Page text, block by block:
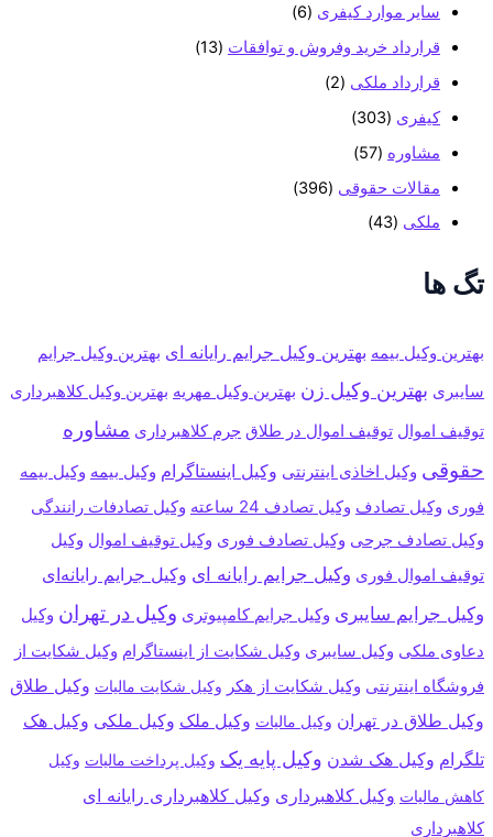
سایر موارد کیفری (6)
قرارداد خرید وفروش و توافقات (13)
قرارداد ملکی (2)
کیفری (303)
مشاوره (57)
مقالات حقوقی (396)
ملکی (43)
تگ ها
بهترین وکیل بیمه بهترین وکیل جرایم رایانه ای بهترین وکیل جرایم
سایبری بهترین وکیل زن بهترین وکیل مهریه بهترین وکیل کلاهبرداری
توقیف اموال توقیف اموال در طلاق جرم کلاهبرداری مشاوره
حقوقی وکیل اخاذی اینترنتی وکیل اینستاگرام وکیل بیمه وکیل بیمه
فوری وکیل تصادف وکیل تصادف 24 ساعته
وکیل تصادفات رانندگی
وکیل تصادف جرحی وکیل تصادف فوری وکیل توقیف اموال وکیل
توقیف اموال فوری وکیل جرایم رایانه ای وکیل جرایم رایانه‌ای
وکیل جرایم سایبری وکیل جرایم کامپیوتری وکیل در تهران وکیل
دعاوی ملکی وکیل سایبری وکیل شکایت از اینستاگرام وکیل شکایت از
فروشگاه اینترنتی وکیل شکایت از هکر وکیل شکایت مالیات وکیل طلاق
وکیل طلاق در تهران وکیل مالیات وکیل ملک وکیل ملکی وکیل هک
تلگرام وکیل هک شدن وکیل پایه یک وکیل پرداخت مالیات وکیل
کاهش مالیات وکیل کلاهبرداری وکیل کلاهبرداری رایانه ای
کلاهبرداری